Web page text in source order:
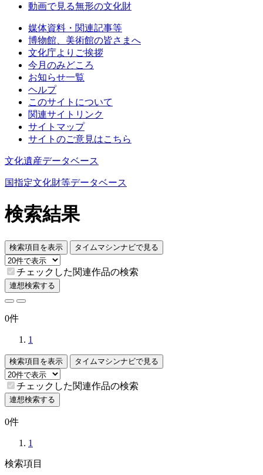
動画で見る無形の文化財
媒体資料・関連記事等
博物館、美術館の皆さまへ
文化庁よりご挨拶
今月のみどころ
お知らせ一覧
ヘルプ
このサイトについて
関連サイトリンク
サイトマップ
サイトのご意見はこちら
文化遺産データベース
国指定文化財等データベース
検索結果
検索項目を表示 タイムマシンナビで見る
チェックした関連作品の検索
連想検索する
0件
1
検索項目を表示 タイムマシンナビで見る
チェックした関連作品の検索
連想検索する
0件
1
検索項目